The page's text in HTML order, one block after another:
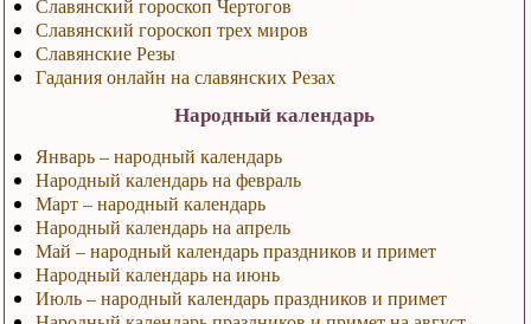
Славянский гороскоп трех миров
Славянские Резы
Гадания онлайн на славянских Резах
Народный календарь
Январь – народный календарь
Народный календарь на февраль
Март – народный календарь
Народный календарь на апрель
Май – народный календарь праздников и примет
Народный календарь на июнь
Июль – народный календарь праздников и примет